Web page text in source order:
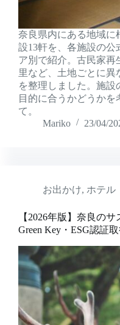
奈良県内にある地域に
設13軒を、各施設の公
ア別で紹介。古民家再
里など、土地ごとに異
を整理しました。施
目的に合うかどうかを
て。
Mariko
23/04/
お出かけ, ホテル
【2026年版】奈良の
Green Key・ESG認証